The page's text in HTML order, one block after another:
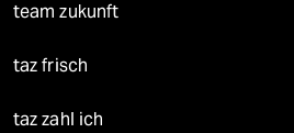
team zukunft
taz frisch
taz zahl ich